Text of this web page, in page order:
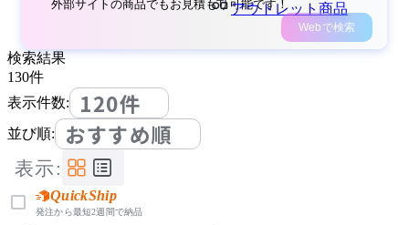
アウトレット商品
外部サイトの商品でもお見積もり可能です！
Webで検索
検索結果
130件
表示件数:
120件
並び順: おすすめ順
表示:
QuickShip
発注から最短2週間で納品